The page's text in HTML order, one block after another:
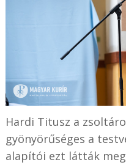
Hardi Titusz a
gyönyörűséges a
alapítói ezt látták